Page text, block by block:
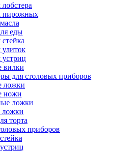
пирожных
еды
вилки
для столовых приборов
ложки
ножи
ложки
торта
приборов